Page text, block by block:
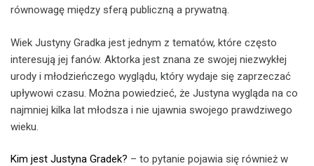
równowagę między sferą publiczną a prywatną.
Wiek Justyny Gradka jest jednym z tematów, które często
interesują jej fanów. Aktorka jest znana ze swojej niezwykłej
urody i młodzieńczego wyglądu, który wydaje się zaprzeczać
upływowi czasu. Można powiedzieć, że Justyna wygląda na co
najmniej kilka lat młodsza i nie ujawnia swojego prawdziwego
wieku.
Kim jest Justyna Gradek? – to pytanie pojawia się również w